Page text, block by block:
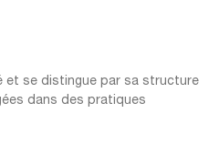
et se distingue par sa structure
dans des pratiques